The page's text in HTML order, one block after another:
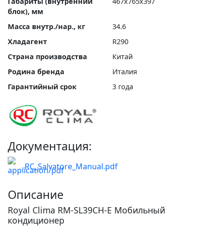
блок), мм
Масса внутр./нар., кг
34.6
Хладагент
R290
Страна производства
Китай
Родина бренда
Италия
Гарантийный срок
3 года
Документация:
RC_Salvatore_Manual.pdf
Описание
Royal Clima RM-SL39CH-E Мобильный
кондиционер